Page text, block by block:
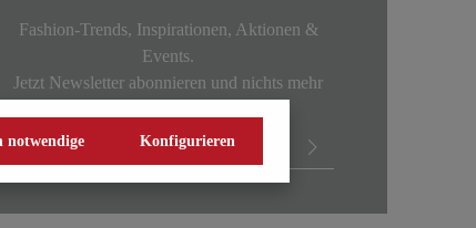
Fashion-Trends, Inspirationen, Aktionen &
Events.
Jetzt Newsletter abonnieren und nichts mehr
notwendige Konfigurieren